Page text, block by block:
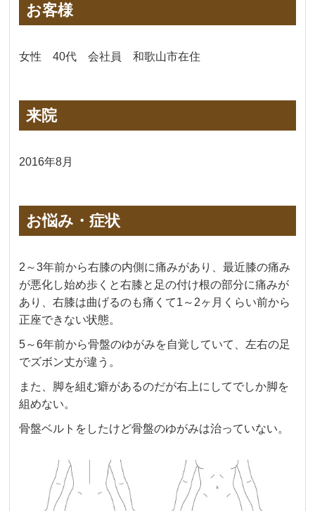
お客様
女性 40代 会社員 和歌山市在住
来院
2016年8月
お悩み・症状
2～3年前から右膝の内側に痛みがあり、最近膝の痛み
が悪化し始め歩くと右膝と足の付け根の部分に痛みが
あり、右膝は曲げるのも痛くて1～2ヶ月くらい前から
正座できない状態。
5～6年前から骨盤のゆがみを自覚していて、左右の足
でズボン丈が違う。
また、脚を組む癖があるのだが右上にしてでしか脚を
組めない。
骨盤ベルトをしたけど骨盤のゆがみは治っていない。